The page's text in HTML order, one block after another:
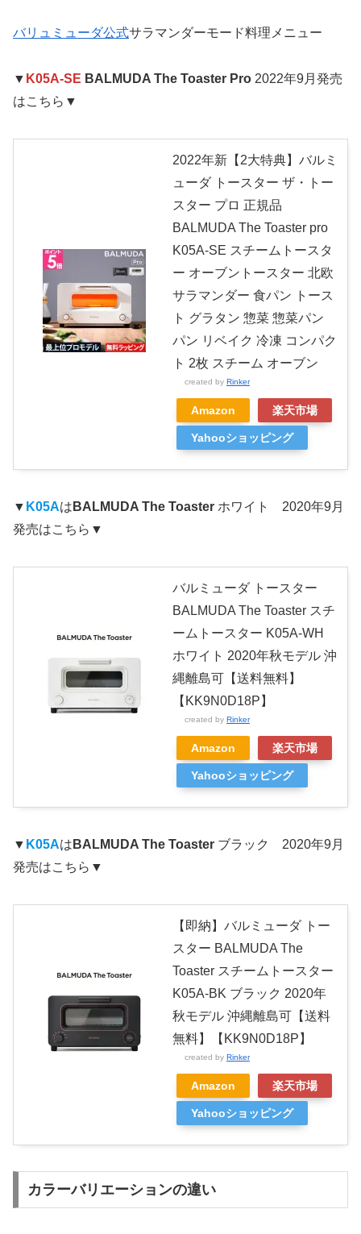
バリュミューダ公式サラマンダーモード料理メニュー
▼ K05A-SE BALMUDA The Toaster Pro 2022年9月発売
はこちら▼
2022年新【2大特典】バルミ
ューダ トースター ザ・トー
スター プロ 正規品
BALMUDA The Toaster pro
K05A-SE スチームトースタ
ー オーブントースター 北欧
サラマンダー 食パン トース
ト グラタン 惣菜 惣菜パン
パン リベイク 冷凍 コンパク
ト 2枚 スチーム オーブン
created by Rinker
Amazon 楽天市場
Yahooショッピング
▼ K05Aは BALMUDA The Toaster ホワイト 2020年9月
発売はこちら▼
バルミューダ トースター
BALMUDA The Toaster スチ
ームトースター K05A-WH
ホワイト 2020年秋モデル 沖
縄離島可【送料無料】
【KK9N0D18P】
created by Rinker
Amazon 楽天市場
Yahooショッピング
▼ K05Aは BALMUDA The Toaster ブラック 2020年9月
発売はこちら▼
【即納】バルミューダ トー
スター BALMUDA The
Toaster スチームトースター
K05A-BK ブラック 2020年
秋モデル 沖縄離島可【送料
無料】【KK9N0D18P】
created by Rinker
Amazon 楽天市場
Yahooショッピング
カラーバリエーションの違い